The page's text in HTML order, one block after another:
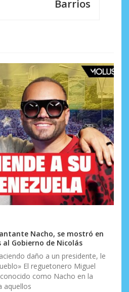
Barrios
Nacho, se mostró en
Gobierno de Nicolás
daño a un presidente, le
El reguetonero Miguel
como Nacho en la
aquellos